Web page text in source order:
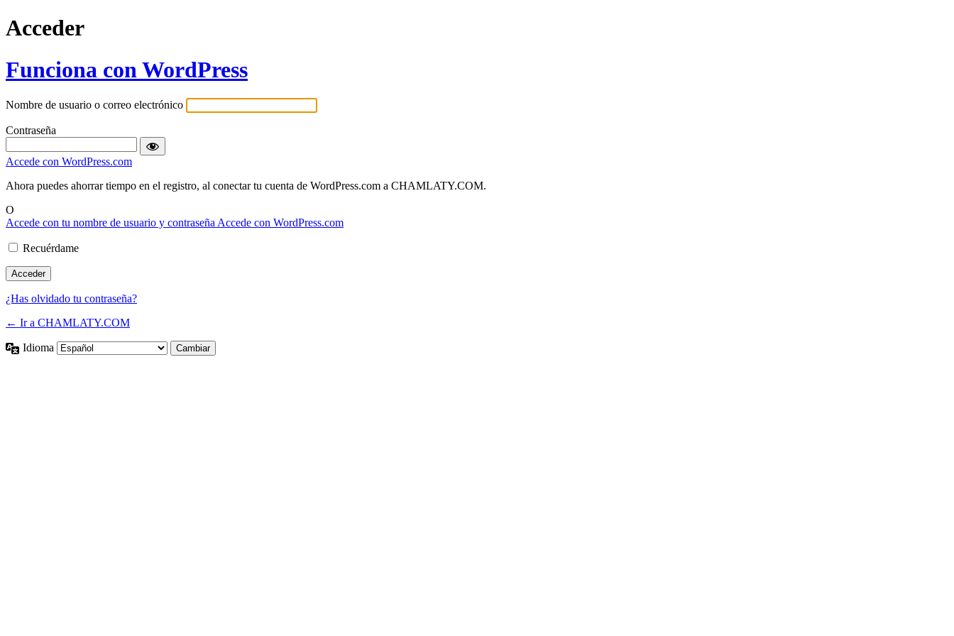
Acceder
Funciona con WordPress
Nombre de usuario o correo electrónico
Contraseña
Accede con WordPress.com
Ahora puedes ahorrar tiempo en el registro, al conectar tu cuenta de WordPress.com a CHAMLATY.COM.
O
Accede con tu nombre de usuario y contraseña Accede con WordPress.com
Recuérdame
¿Has olvidado tu contraseña?
← Ir a CHAMLATY.COM
Idioma